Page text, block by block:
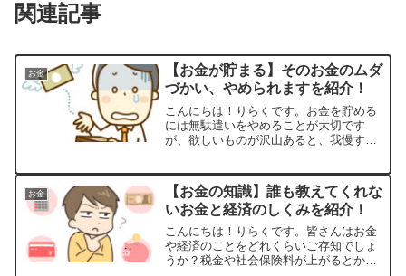
関連記事
お金
【お金が貯まる】そのお金のムダ
づかい、やめられますを紹介！
こんにちは！りらくです。お金を貯める
には無駄遣いをやめることが大切です
が、欲しいものが沢山あると、我慢する
余計なものを買ってしまったと後から気
づいたこのように不要なものを...
お金
【お金の知識】誰も教えてくれな
いお金と経済のしくみを紹介！
こんにちは！りらくです。皆さんはお金
や経済のことをどれくらいご存知でしょ
うか？税金や社会保険料が上がるとかは